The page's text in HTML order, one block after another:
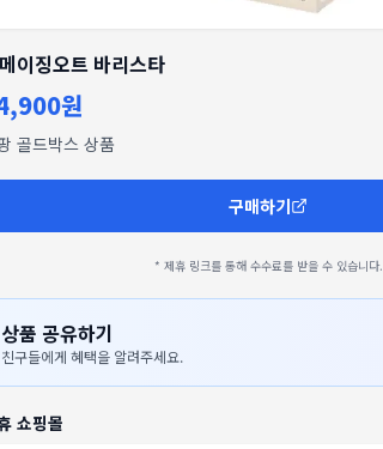
이징오트 바리스타
원
골드박스 상품
구매하기
* 제휴 링크를 통해 수수료를 받을 수 있습니다.
상품 공유하기
친구들에게 혜택을 알려주세요.
쇼핑몰